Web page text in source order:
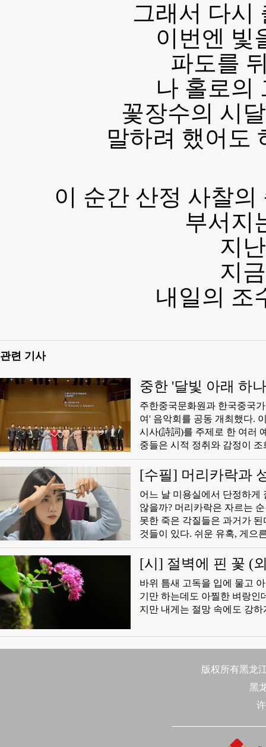
그래서 다시
이번엔 빛
파도를
나 홀로의
꽃장수의 시
말하려 했어도
이 순간 산정 사찰
부서지
지
지
내일의 조
관련 기사
중한 '달빛 아래 하
주한중국문화원과 한국중국
여' 음악회를 공동 개최했다.
시사(詩詞)를 주제로 한 여러
중들은 시적 정취와 감정이
節)을 맞아 열렸다. 추석은 중
량국의 성악가들은 중국어로
동의 악장을 함께 써 내려갔다.
[수필] 머리카락과
어느 날 미용실에서 단정하게
않을까? 머리카락은 자르는
못한 죽은 각질들은 과거가
것들이 있다. 쉬운 유혹, 게으
로소 가벼워진다. 머리카락은
울을 매일 보아도 그 성장을
화를 깨닫게 된다.
[시] 절벽에 핀 꽃 (
바위 틈새 고독을 입에 물고
기만 하는데도 아찔한 벼랑인
지만 내게는 절망 속에도 강
版权所有黑龙
黑